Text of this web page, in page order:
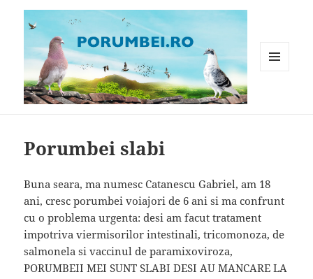
Porumbei slabi
Buna seara, ma numesc Catanescu Gabriel, am 18
ani, cresc porumbei voiajori de 6 ani si ma confrunt
cu o problema urgenta: desi am facut tratament
impotriva viermisorilor intestinali, tricomonoza, de
salmonela si vaccinul de paramixoviroza,
PORUMBEII MEI SUNT SLABI DESI AU MANCARE LA